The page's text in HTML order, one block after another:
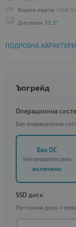
Видео карта: Intel
Дисплей: 13.3"
ПОДРОБНА
Ъпгрейд
Операционна
Без операционна
Без ОС
Инсталирайте сами
включено
SSD диск
По-голям диск =